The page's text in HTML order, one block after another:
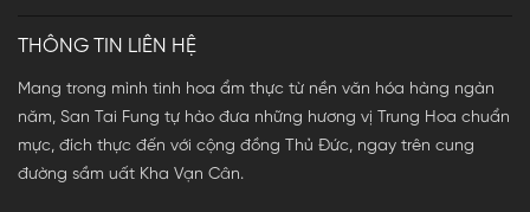
THÔNG TIN LIÊN HỆ
Mang trong mình tinh hoa ẩm thực từ nền văn hóa hàng ngàn
năm, San Tai Fung tự hào đưa những hương vị Trung Hoa chuẩn
mực, đích thực đến với cộng đồng Thủ Đức, ngay trên cung
đường sầm uất Kha Vạn Cân.